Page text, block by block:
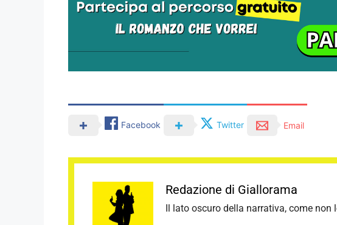
Facebook Twitter Email
Redazione di Giallorama
Il lato oscuro della narrativa, come non